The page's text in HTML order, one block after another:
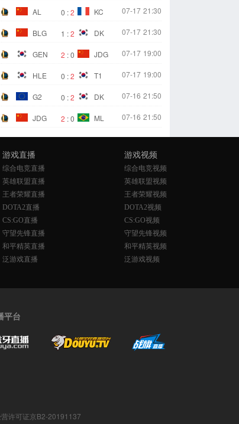
AL 0 :2 KC 07-17 21:30
BLG 1 :2 DK 07-17 21:30
GEN 2 :0 JDG 07-17 19:00
HLE 0 :2 T1 07-17 19:00
G2 0 :2 DK 07-16 21:50
JDG 2 :0 ML 07-16 21:50
游戏直播
综合电竞直播
英雄联盟直播
王者荣耀直播
DOTA2直播
CS:GO直播
守望先锋直播
和平精英直播
泛游戏直播
游戏视频
综合电竞视频
英雄联盟视频
王者荣耀视频
DOTA2视频
CS:GO视频
守望先锋视频
和平精英视频
泛游戏视频
平台
许可证京B2-20191137